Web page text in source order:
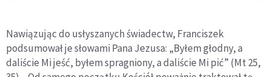
Nawiązując do usłyszanych świadectw, Franciszek
podsumował je słowami Pana Jezusa: „Byłem głodny, a
daliście Mi jeść, byłem spragniony, a daliście Mi pić” (Mt 25,